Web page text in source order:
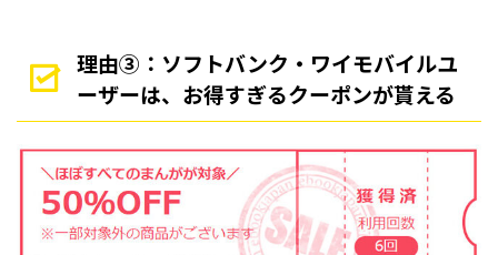
理由③：ソフトバンク・ワイモバイルユ
ーザーは、お得すぎるクーポンが貰える